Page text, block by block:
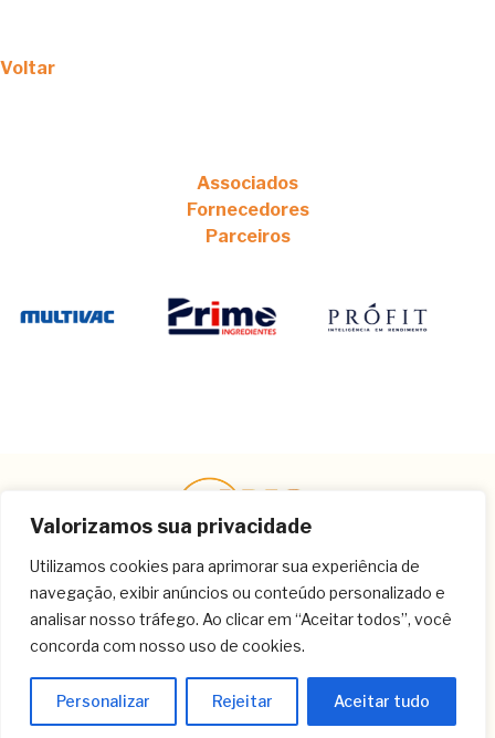
Valorizamos sua privacidade
Utilizamos cookies para aprimorar sua experiência de
navegação, exibir anúncios ou conteúdo personalizado e
analisar nosso tráfego. Ao clicar em “Aceitar todos”, você
concorda com nosso uso de cookies.
Personalizar Rejeitar Aceitar tudo
Voltar
Associados
Fornecedores
Parceiros
Contato
(11) 3259-8266